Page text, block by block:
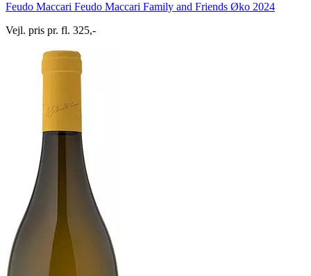
Feudo Maccari Feudo Maccari Family and Friends Øko 2024
Vejl. pris pr. fl. 325,-